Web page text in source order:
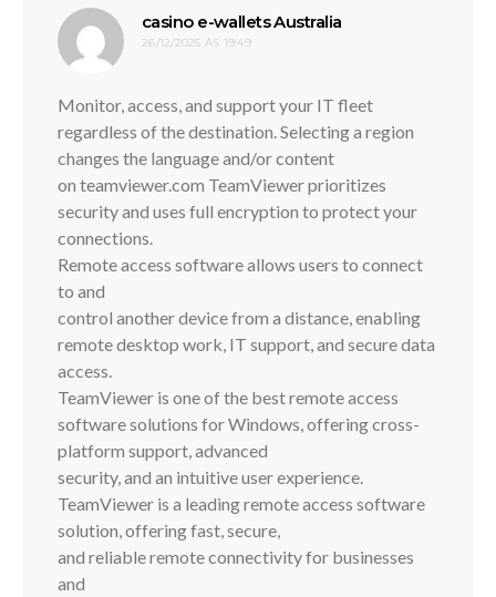
casino e-wallets Australia
26/12/2025 ÀS 19:49
Monitor, access, and support your IT fleet
regardless of the destination. Selecting a region
changes the language and/or content
on teamviewer.com TeamViewer prioritizes
security and uses full encryption to protect your
connections.
Remote access software allows users to connect
to and
control another device from a distance, enabling
remote desktop work, IT support, and secure data
access.
TeamViewer is one of the best remote access
software solutions for Windows, offering cross-
platform support, advanced
security, and an intuitive user experience.
TeamViewer is a leading remote access software
solution, offering fast, secure,
and reliable remote connectivity for businesses
and